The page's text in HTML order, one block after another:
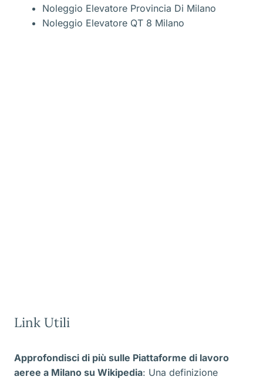
Noleggio Elevatore Provincia Di Milano
Noleggio Elevatore QT 8 Milano
Link Utili
Approfondisci di più sulle Piattaforme di lavoro
aeree a Milano su Wikipedia: Una definizione